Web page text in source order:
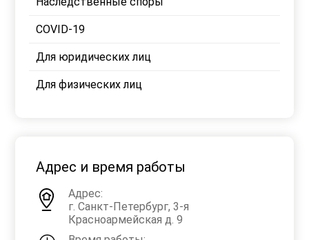
COVID-19
Для юридических лиц
Для физических лиц
Адрес и время работы
Адрес:
г. Санкт-Петербург, 3-я
Красноармейская д. 9